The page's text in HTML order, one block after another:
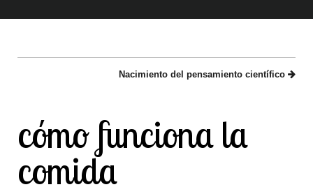
Nacimiento del pensamiento científico
cómo funciona la
comida